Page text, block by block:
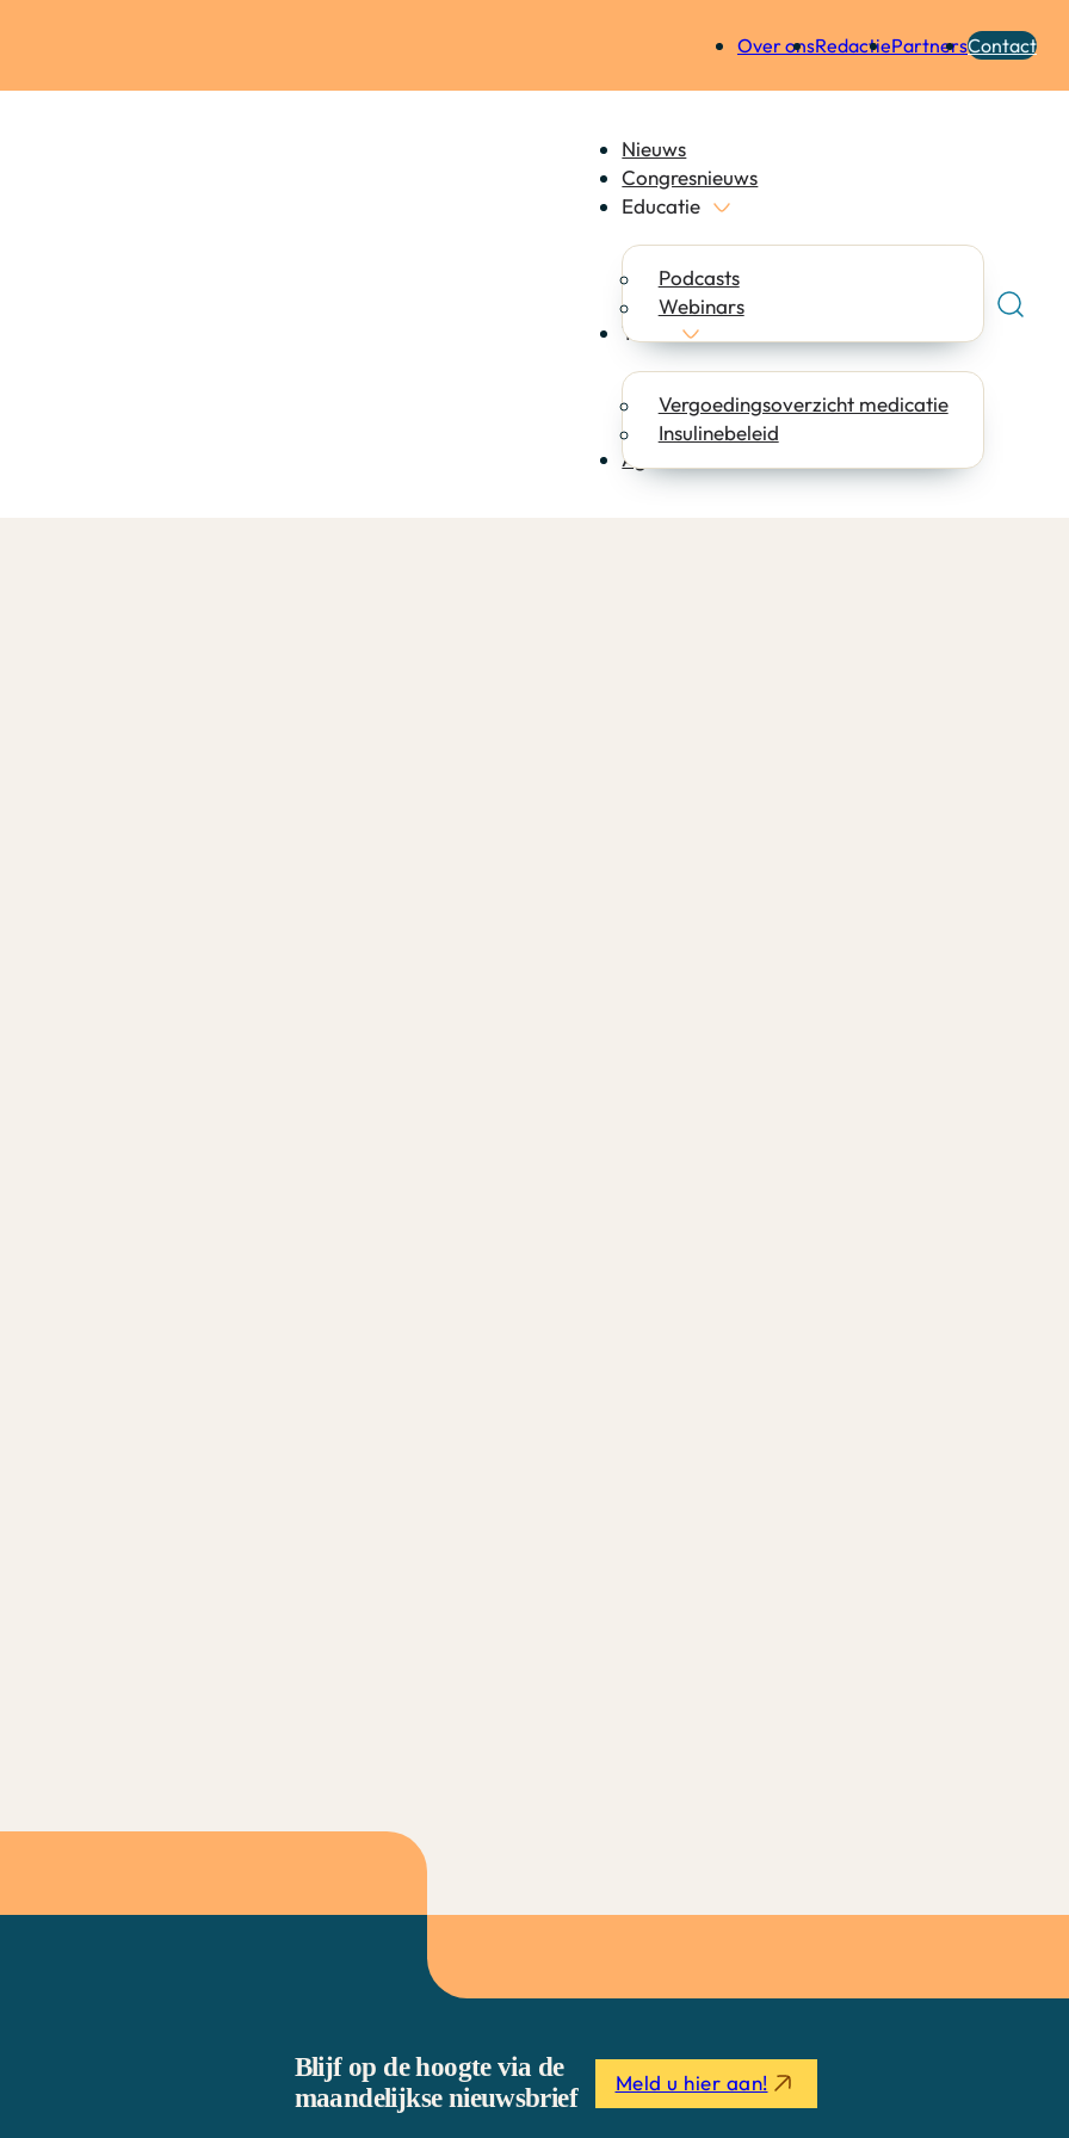
Over onsRedactiePartnersContact
Nieuws
Congresnieuws
Educatie
Podcasts
Webinars
Tools
Vergoedingsoverzicht medicatie
Insulinebeleid
Agenda
Blijf op de hoogte via de
maandelijkse nieuwsbrief
Meld u hier aan!